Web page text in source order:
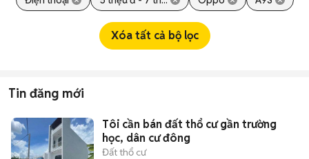
Xóa tất cả bộ lọc
Tin đăng mới
Tôi cần bán đất thổ cư gần trường
học, dân cư đông
Đất thổ cư